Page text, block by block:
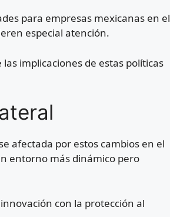
para empresas mexicanas en el
especial atención.
implicaciones de estas políticas
afectada por estos cambios en el
entorno más dinámico pero
con la protección al